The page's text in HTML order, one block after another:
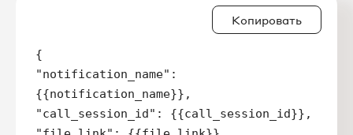
Копировать
{
"notification_name":
{{notification_name}},
"call_session_id": {{call_session_id}},